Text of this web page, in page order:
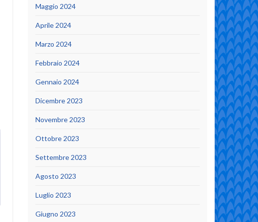
Maggio 2024
Aprile 2024
Marzo 2024
Febbraio 2024
Gennaio 2024
Dicembre 2023
Novembre 2023
Ottobre 2023
Settembre 2023
Agosto 2023
Luglio 2023
Giugno 2023